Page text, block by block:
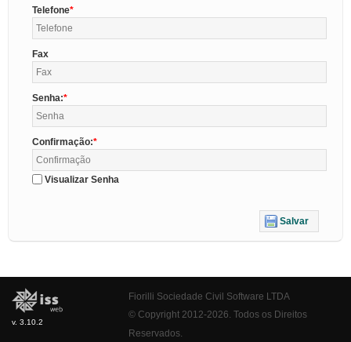
Telefone
Fax
Senha:
Confirmação:
Visualizar Senha
Salvar
v. 3.10.2
Fiorilli Sociedade Civil Software LTDA
© Copyright 2012-2026. Todos os Direitos
Reservados.